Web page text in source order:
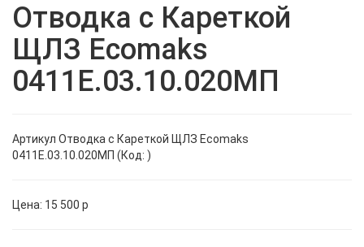
Отводка с Кареткой
ЩЛЗ Ecomaks
0411Е.03.10.020МП
Артикул Отводка с Кареткой ЩЛЗ Ecomaks
0411Е.03.10.020МП (Код: )
Цена: 15 500 p